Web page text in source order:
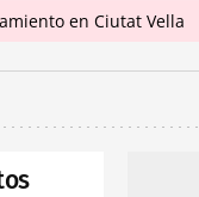
en Ciutat Vella